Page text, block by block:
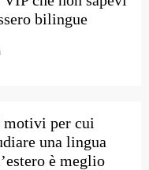
bilingue
motivi per cui
una lingua
è meglio